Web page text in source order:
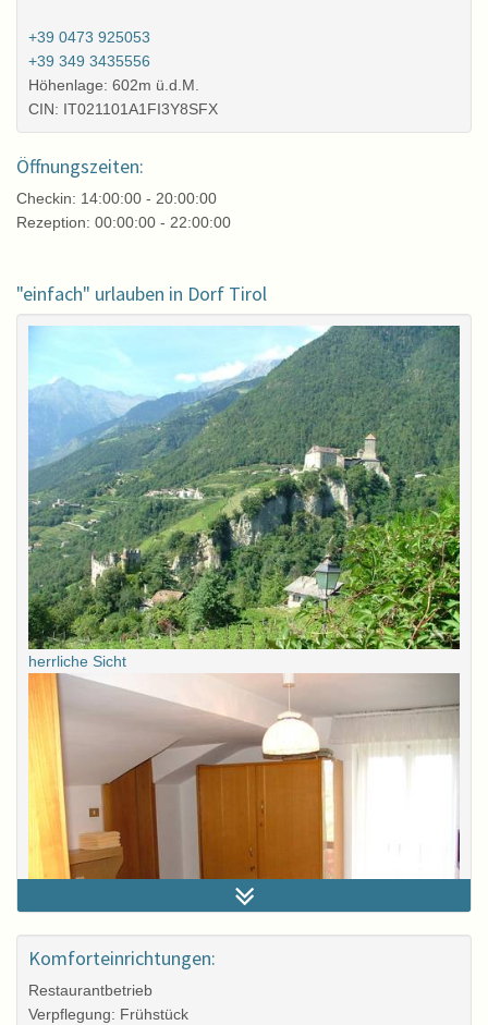
+39 0473 925053
+39 349 3435556
Höhenlage: 602m ü.d.M.
CIN: IT021101A1FI3Y8SFX
Öffnungszeiten:
Checkin: 14:00:00 - 20:00:00
Rezeption: 00:00:00 - 22:00:00
"einfach" urlauben in Dorf Tirol
herrliche Sicht
Zimmer
Komforteinrichtungen:
Restaurantbetrieb
Verpflegung: Frühstück